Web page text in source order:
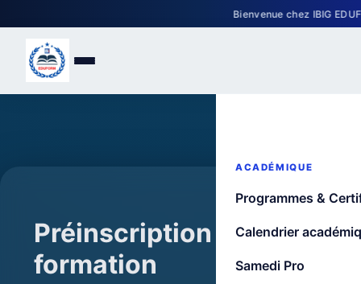
Bienvenue chez IBIG
ACADÉMIQUE
Programmes &
Calendrier
Samedi Pro
Préinscription à une
formation